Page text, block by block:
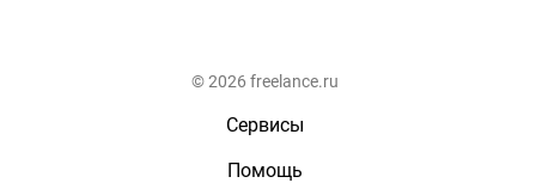
© 2026 freelance.ru
Сервисы
Помощь